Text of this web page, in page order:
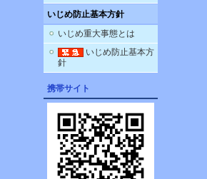
いじめ防止基本方針
いじめ重大事態とは
いじめ防止基本方
針
携帯サイト